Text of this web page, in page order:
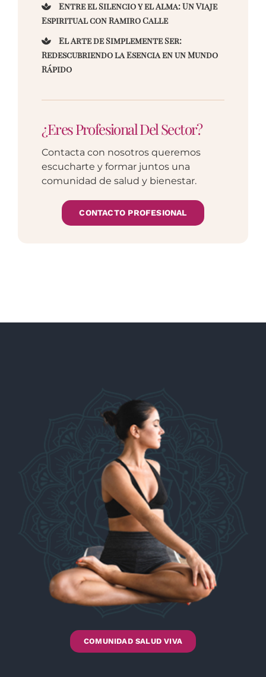
Entre el Silencio y el Alma: Un Viaje
Espiritual con Ramiro Calle
El Arte de Simplemente Ser:
Redescubriendo la Esencia en un Mundo
Rápido
¿Eres Profesional Del Sector?
Contacta con nosotros queremos
escucharte y formar juntos una
comunidad de salud y bienestar.
CONTACTO PROFESIONAL
COMUNIDAD SALUD VIVA